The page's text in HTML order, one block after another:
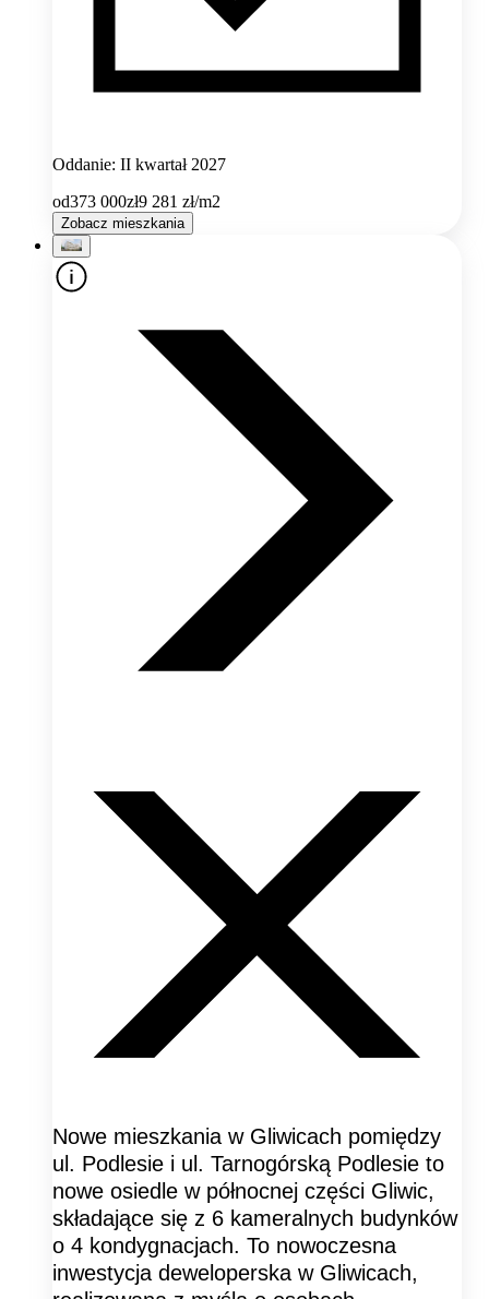
Oddanie: II kwartał 2027
od373 000zł9 281 zł/m2
Zobacz mieszkania
Nowe mieszkania w Gliwicach pomiędzy
ul. Podlesie i ul. Tarnogórską Podlesie to
nowe osiedle w północnej części Gliwic,
składające się z 6 kameralnych budynków
o 4 kondygnacjach. To nowoczesna
inwestycja deweloperska w Gliwicach,